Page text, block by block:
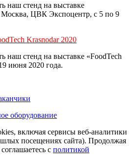
наш стенд на выставке
ЦВК Экспоцентр, с 5 по 9
Krasnodar 2020
наш стенд на выставке «FoodTech
июня 2020 года.
оборудование
включая сервисы веб-аналитики
посещениях сайта). Продолжая
с политикой